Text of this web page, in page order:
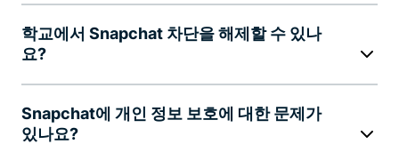
학교에서 Snapchat 차단을 해제할 수 있나
요?
Snapchat에 개인 정보 보호에 대한 문제가
있나요?